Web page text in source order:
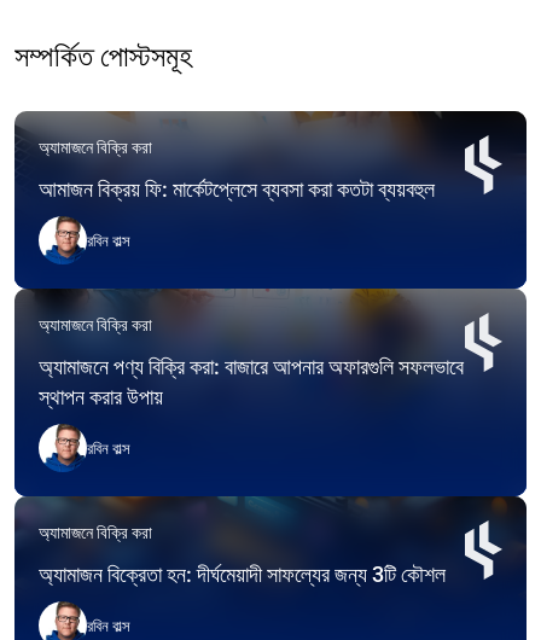
সম্পর্কিত পোস্টসমূহ
অ্যামাজনে বিক্রি করা
আমাজন বিক্রয় ফি: মার্কেটপ্লেসে ব্যবসা করা কতটা ব্যয়বহুল
রবিন বাল্স
অ্যামাজনে বিক্রি করা
অ্যামাজনে পণ্য বিক্রি করা: বাজারে আপনার অফারগুলি সফলভাবে
স্থাপন করার উপায়
রবিন বাল্স
অ্যামাজনে বিক্রি করা
অ্যামাজন বিক্রেতা হন: দীর্ঘমেয়াদী সাফল্যের জন্য 3টি কৌশল
রবিন বাল্স